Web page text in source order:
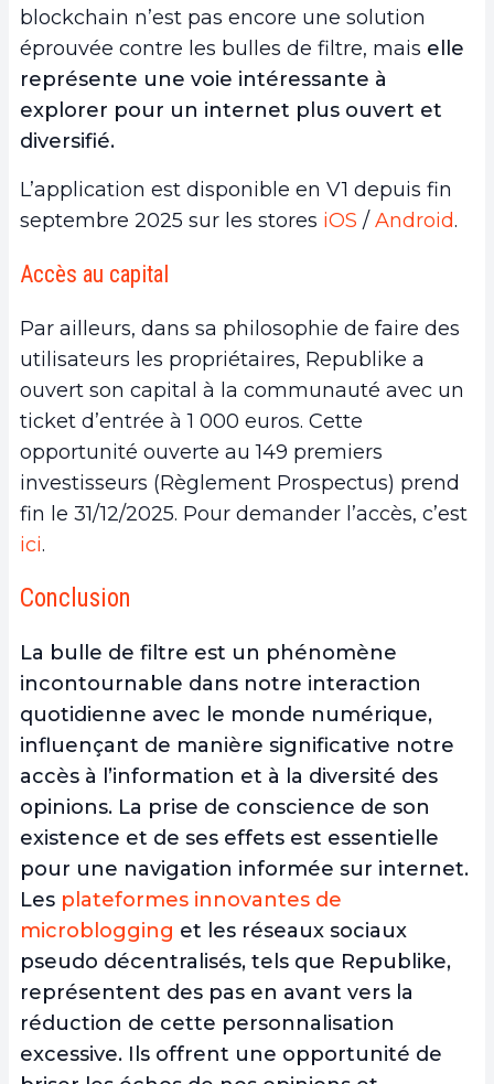
blockchain n’est pas encore une solution
éprouvée contre les bulles de filtre, mais elle
représente une voie intéressante à
explorer pour un internet plus ouvert et
diversifié.
L’application est disponible en V1 depuis fin
septembre 2025 sur les stores iOS / Android.
Accès au capital
Par ailleurs, dans sa philosophie de faire des
utilisateurs les propriétaires, Republike a
ouvert son capital à la communauté avec un
ticket d’entrée à 1 000 euros. Cette
opportunité ouverte au 149 premiers
investisseurs (Règlement Prospectus) prend
fin le 31/12/2025. Pour demander l’accès, c’est
ici.
Conclusion
La bulle de filtre est un phénomène
incontournable dans notre interaction
quotidienne avec le monde numérique,
influençant de manière significative notre
accès à l’information et à la diversité des
opinions. La prise de conscience de son
existence et de ses effets est essentielle
pour une navigation informée sur internet.
Les plateformes innovantes de
microblogging et les réseaux sociaux
pseudo décentralisés, tels que Republike,
représentent des pas en avant vers la
réduction de cette personnalisation
excessive. Ils offrent une opportunité de